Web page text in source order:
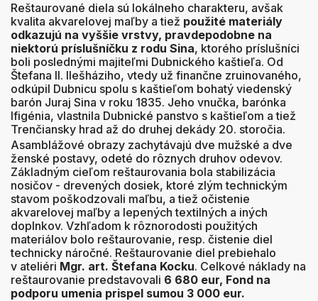
Reštaurované diela sú lokálneho charakteru, avšak
kvalita akvarelovej maľby a tiež použité materiály
odkazujú na vyššie vrstvy, pravdepodobne na
niektorú príslušníčku z rodu Sina, ktorého príslušníci
boli poslednými majiteľmi Dubnického kaštieľa. Od
Štefana II. Ilešháziho, vtedy už finančne zruinovaného,
odkúpil Dubnicu spolu s kaštieľom bohatý viedenský
barón Juraj Sina v roku 1835. Jeho vnučka, barónka
Ifigénia, vlastnila Dubnické panstvo s kaštieľom a tiež
Trenčiansky hrad až do druhej dekády 20. storočia.
Asamblážové obrazy zachytávajú dve mužské a dve
ženské postavy, odeté do rôznych druhov odevov.
Základným cieľom reštaurovania bola stabilizácia
nosičov - drevených dosiek, ktoré zlým technickým
stavom poškodzovali maľbu, a tiež očistenie
akvarelovej maľby a lepených textilných a iných
doplnkov. Vzhľadom k rôznorodosti použitých
materiálov bolo reštaurovanie, resp. čistenie diel
technicky náročné. Reštaurovanie diel prebiehalo
v ateliéri Mgr. art. Štefana Kocku. Celkové náklady na
reštaurovanie predstavovali 6 680 eur, Fond na
podporu umenia prispel sumou 3 000 eur.